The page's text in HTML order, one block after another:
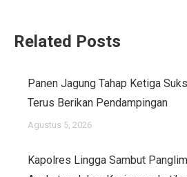
Related Posts
Panen Jagung Tahap Ketiga
Terus Berikan Pendampingan
Agustus 5, 2026
Kapolres Lingga Sambut